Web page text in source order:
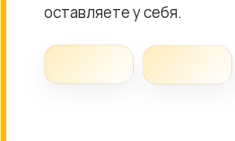
оставляете у себя.